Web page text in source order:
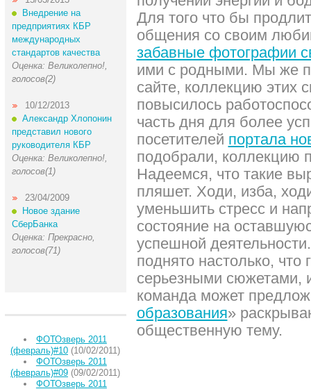
Внедрение на
предприятиях КБР
международных
стандартов качества
Оценка: Великолепно!,
голосов(2)
10/12/2013
Александр Хлопонин
представил нового
руководителя КБР
Оценка: Великолепно!,
голосов(1)
23/04/2009
Новое здание
СберБанка
Оценка: Прекрасно,
голосов(71)
ФОТОзверь 2011
(февраль)#10 (10/02/2011)
ФОТОзверь 2011
(февраль)#09 (09/02/2011)
ФОТОзверь 2011
Для того что бы
общения со своим
забавные фотографии
ими с родными. Мы же
сайте, коллекцию этих
повысилось
часть дня для более
посетителей портала
подобрали, коллекцию
Надеемся, что такие
пляшет. Ходи, изба,
уменьшить стресс и
состояние на
успешной
поднято настолько, что
серьезными сюжетами,
команда может
образования»
общественную тему.